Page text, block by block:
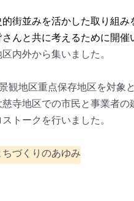
街並みを活かした取り組
んと共に考えるために開催
内外から集いました。
観地区重点保存地区を対象
寺地区での市民と事業者
トークを行いました。
づくりのあゆみ